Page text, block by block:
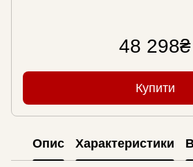
48 298₴
Купити
Опис Характеристики